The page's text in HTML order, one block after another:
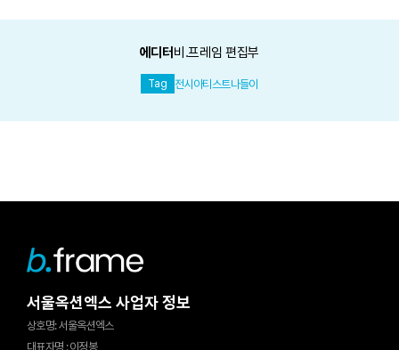
에디터 비.프레임 편집부
Tag 전시 아티스트나들이
서울옥션엑스 사업자 정보
상호명:서울옥션엑스
대표자명 :이정봉